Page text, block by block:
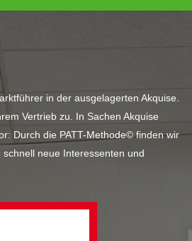
in der ausgelagerten Akquise.
Vertrieb zu. In Sachen Akquise
Durch die PATT-Methode© finden wir
neue Interessenten und